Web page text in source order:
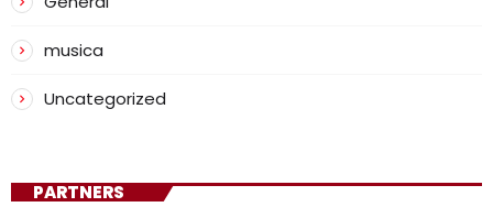
musica
Uncategorized
PARTNERS